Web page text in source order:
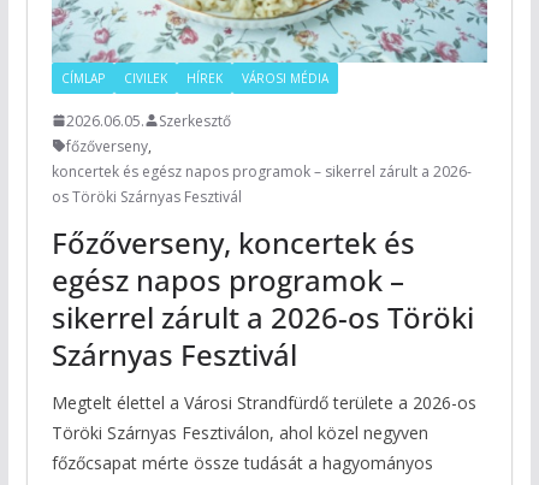
CÍMLAP CIVILEK HÍREK VÁROSI MÉDIA
2026.06.05.
Szerkesztő
főzőverseny,
koncertek és egész napos programok – sikerrel zárult a 2026-
os Töröki Szárnyas Fesztivál
Főzőverseny, koncertek és
egész napos programok –
sikerrel zárult a 2026-os Töröki
Szárnyas Fesztivál
Megtelt élettel a Városi Strandfürdő területe a 2026-os
Töröki Szárnyas Fesztiválon, ahol közel negyven
főzőcsapat mérte össze tudását a hagyományos